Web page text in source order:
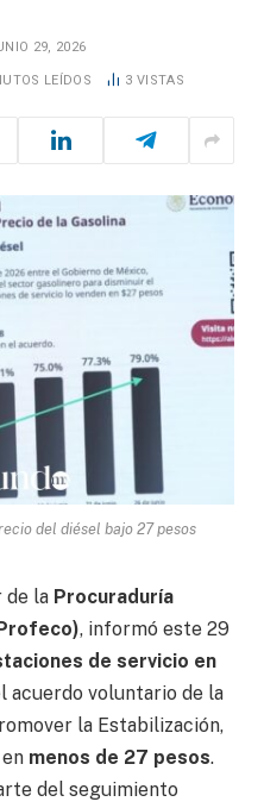
29, 2026
LEÍDOS 3 VISTAS
del diésel bajo 27 pesos
de la Procuraduría
, informó este 29
de servicio en
acuerdo voluntario de la
la Estabilización,
menos de 27 pesos.
del seguimiento